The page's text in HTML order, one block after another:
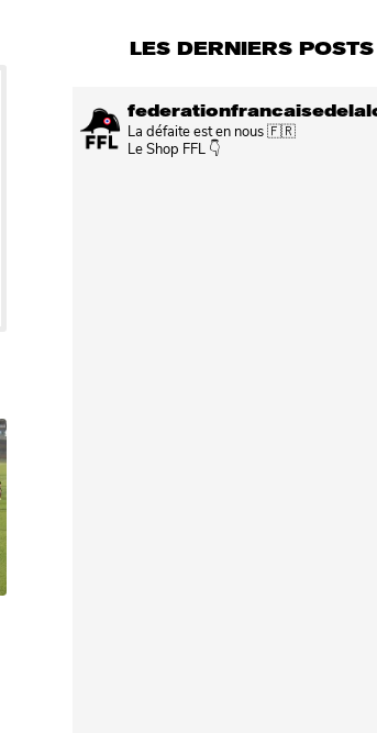
LES DERNIERS
La défaite est en nous 🇫🇷
Le Shop FFL 👇